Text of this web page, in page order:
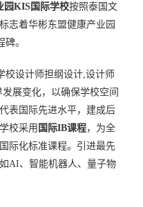
园KIS国际学校按照泰国文
志着华彬东盟健康产业园
。
校设计师担纲设计,设计师
展变化，以确保学校空间
表国际先进水平，建成后
校采用 国际IB课程，为全
际化标准课程。引进最先
AI、智能机器人、量子物